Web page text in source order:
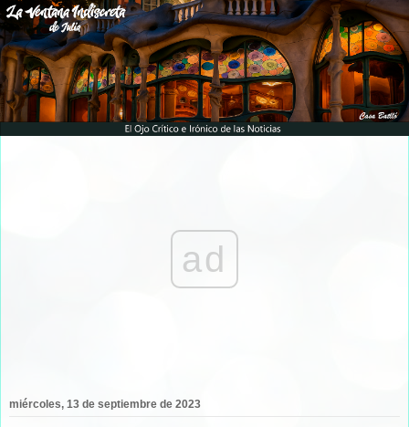
ad
miércoles, 13 de septiembre de 2023